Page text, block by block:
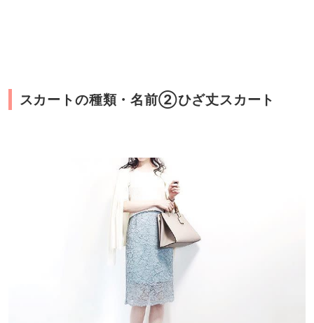
スカートの種類・名前②ひざ丈スカート